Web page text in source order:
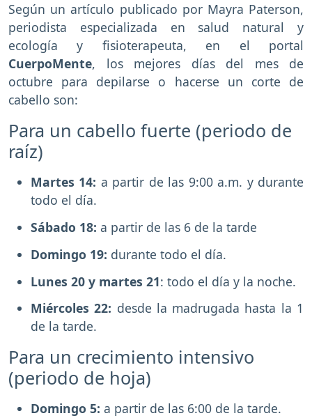
Según un artículo publicado por Mayra Paterson,
periodista especializada en salud natural y
ecología y fisioterapeuta, en el portal
CuerpoMente, los mejores días del mes de
octubre para depilarse o hacerse un corte de
cabello son:
Para un cabello fuerte (periodo de
raíz)
Martes 14: a partir de las 9:00 a.m. y durante
todo el día.
Sábado 18: a partir de las 6 de la tarde
Domingo 19: durante todo el día.
Lunes 20 y martes 21: todo el día y la noche.
Miércoles 22: desde la madrugada hasta la 1
de la tarde.
Para un crecimiento intensivo
(periodo de hoja)
Domingo 5: a partir de las 6:00 de la tarde.